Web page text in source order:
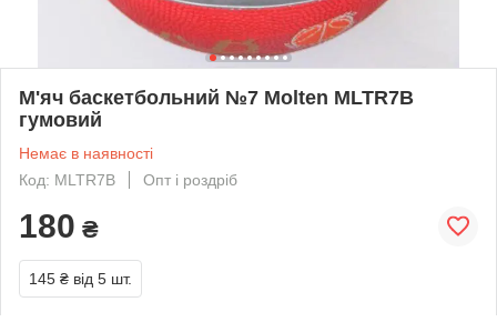
М'яч баскетбольний №7 Molten MLTR7B
гумовий
Немає в наявності
Код: MLTR7B
Опт і роздріб
180 ₴
145 ₴ від 5 шт.